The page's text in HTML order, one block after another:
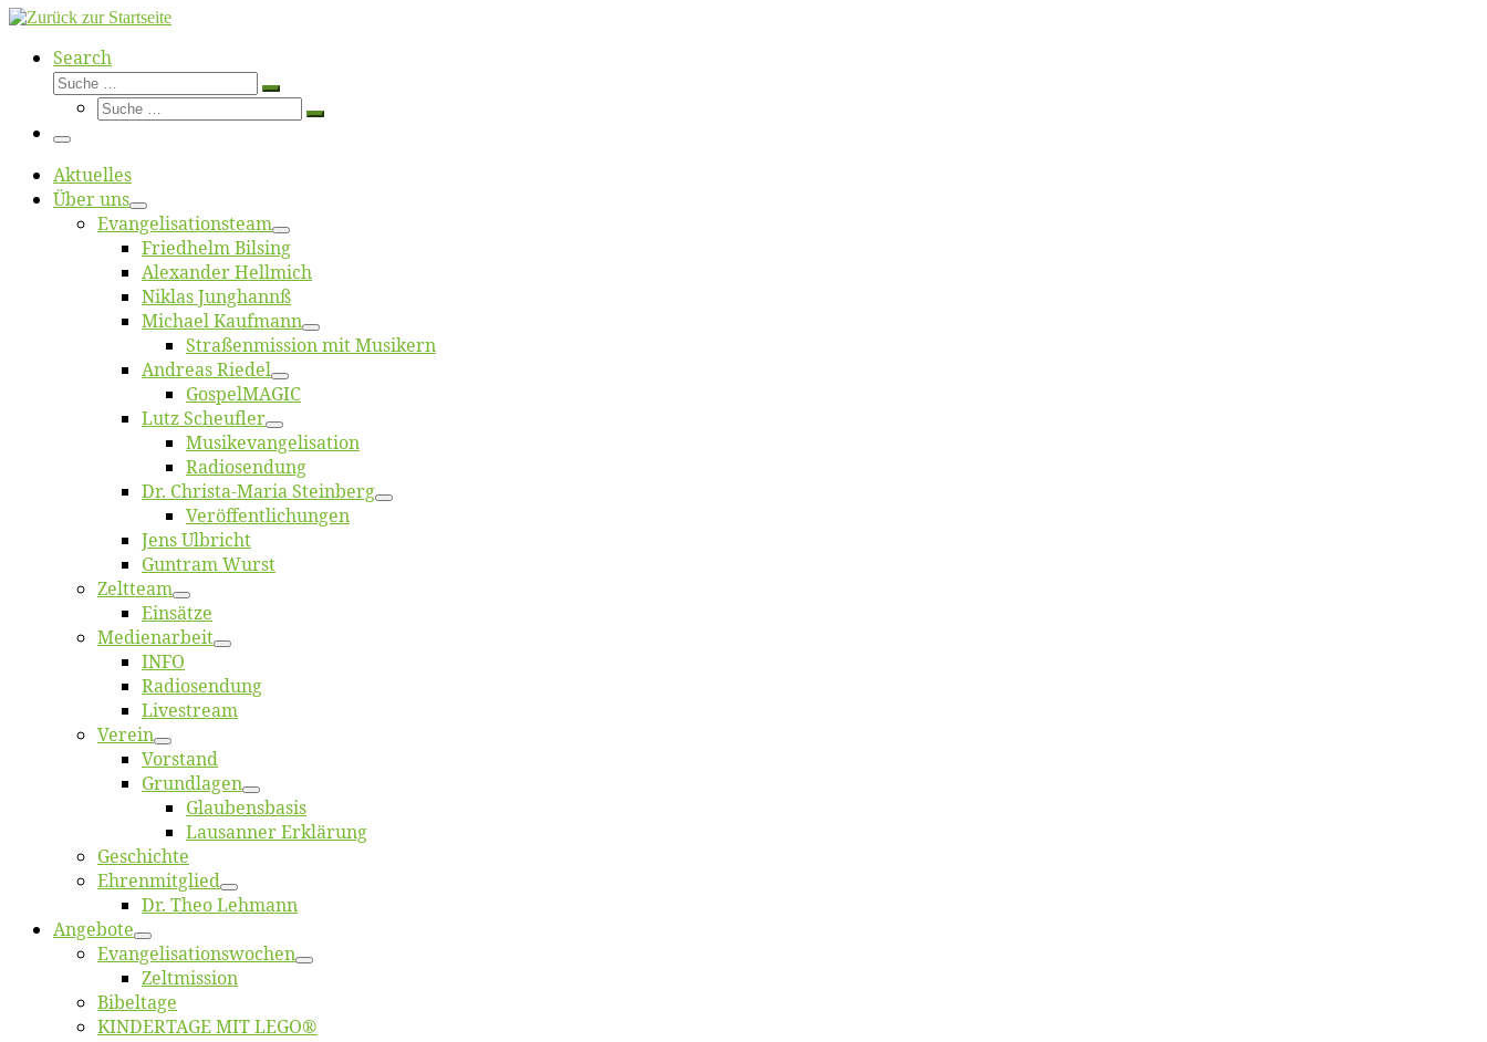
Search
Suche
Suche
Suche
Suche
Menü
Ak­tu­el­les
Über uns
Evangelisa­tions­team
Fried­helm Bilsing
Alex­an­der Hellmich
Ni­klas Junghannß
Mi­cha­el Kaufmann
Straßenmis­sion mit Musikern
An­dre­as Riedel
Gos­pel­MA­GIC
Lutz Scheuf­ler
Musikevan­ge­li­sa­tion
Ra­dio­sen­dung
Dr. Chris­­ta-Ma­ria Steinberg
Ver­öf­fent­li­chun­gen
Jens Ulb­richt
Gun­tram Wurst
Zelt­team
Ein­sät­ze
Me­di­en­ar­beit
INFO
Ra­dio­sen­dung
Live­stream
Ver­ein
Vor­stand
Grund­la­gen
Glaubens­ba­sis
Lausan­ner Erklärung
Ge­schich­te
Eh­ren­mit­glied
Dr. Theo Lehmann
An­ge­bo­te
Evangelisa­tions­wo­chen
Zelt­mis­si­on
Bi­bel­ta­ge
KINDERTAGE MIT LEGO®